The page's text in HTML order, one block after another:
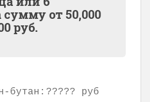
сумму от50,000
руб.
бутан: ????? руб